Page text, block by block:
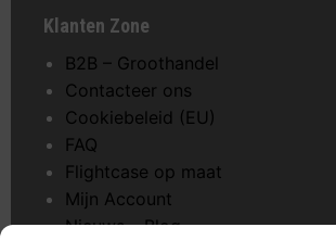
Klanten Zone
B2B – Groothandel
Contacteer ons
Cookiebeleid (EU)
FAQ
Flightcase op maat
Mijn Account
Nieuws – Blog